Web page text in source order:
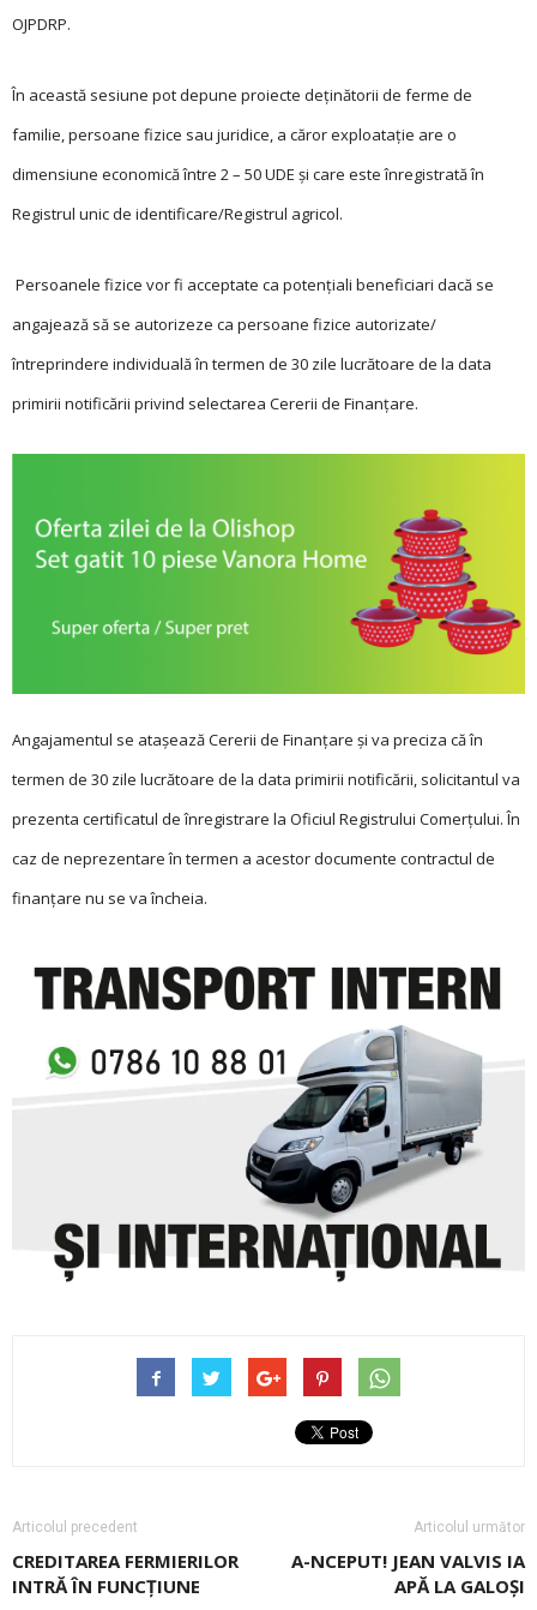
OJPDRP.
În această sesiune pot depune proiecte deținătorii de ferme de
familie, persoane fizice sau juridice, a căror exploatație are o
dimensiune economică între 2 – 50 UDE și care este înregistrată în
Registrul unic de identificare/Registrul agricol.
Persoanele fizice vor fi acceptate ca potențiali beneficiari dacă se
angajează să se autorizeze ca persoane fizice autorizate/
întreprindere individuală în termen de 30 zile lucrătoare de la data
primirii notificării privind selectarea Cererii de Finanțare.
Angajamentul se ata­șează Cererii de Finanțare și va preciza că în
termen de 30 zile lucrătoare de la data primirii notificării, solicitantul va
prezenta certificatul de înregistrare la Oficiul Registrului Comerțului. În
caz de neprezentare în termen a acestor documente contractul de
finanțare nu se va încheia.
Articolul precedent
CREDITAREA FERMIERILOR
INTRĂ ÎN FUNCȚIUNE
Articolul următor
A-NCEPUT! JEAN VALVIS IA
APĂ LA GALOŞI